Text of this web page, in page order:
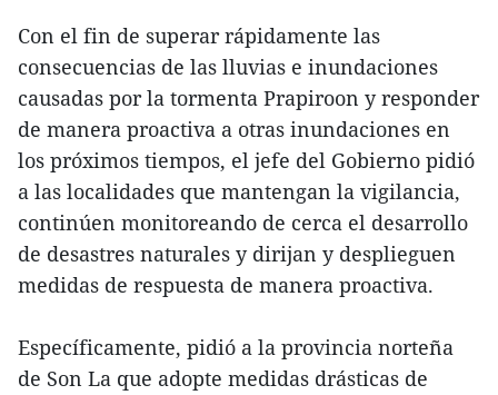
Con el fin de superar rápidamente las
consecuencias de las lluvias e inundaciones
causadas por la tormenta Prapiroon y responder
de manera proactiva a otras inundaciones en
los próximos tiempos, el jefe del Gobierno pidió
a las localidades que mantengan la vigilancia,
continúen monitoreando de cerca el desarrollo
de desastres naturales y dirijan y desplieguen
medidas de respuesta de manera proactiva.
Específicamente, pidió a la provincia norteña
de Son La que adopte medidas drásticas de